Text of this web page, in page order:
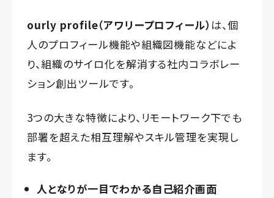
ourly profile（アワリープロフィール） は、個
人のプロフィール機能や組織図機能などによ
り、組織のサイロ化を解消する社内コラボレー
ション創出ツールです。
3つの大きな特徴により、リモートワーク下でも
部署を超えた相互理解やスキル管理を実現し
ます。
人となりが一目でわかる自己紹介画面